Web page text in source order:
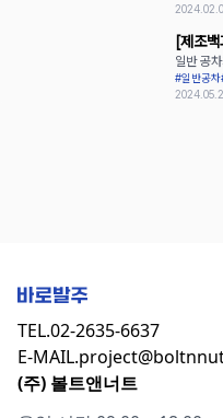
[제조
2768
일반 공
#일반공차
TEL.02-2635-6637
E-MAIL.
(주) 볼트앤너트